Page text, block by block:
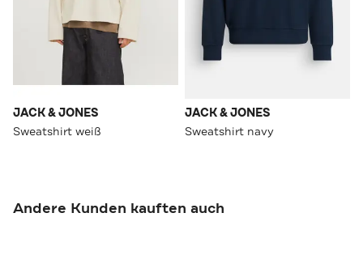
JACK & JONES
Sweatshirt weiß
JACK & JONES
Sweatshirt navy
Andere Kunden kauften auch